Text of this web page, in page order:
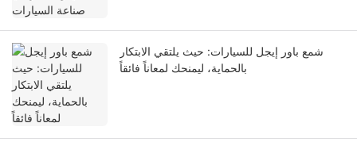
شمع باور إيجل للسيارات: حيث يلتقي الابتكار
بالحماية، ليمنحك لمعاناً فائقاً